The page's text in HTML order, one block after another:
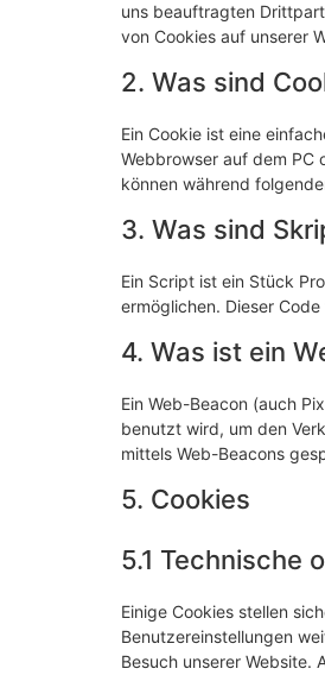
uns beauftragten
von Cookies auf unserer
2. Was sind
Ein Cookie ist eine
Webbrowser auf dem PC
können während
3. Was sind
Ein Script ist ein Stück
ermöglichen. Dieser
4. Was ist ein
Ein Web-Beacon (auch
benutzt wird, um den
mittels Web-Beacons
5. Cookies
5.1 Technische
Einige Cookies stellen
Benutzereinstellungen
Besuch unserer Website.